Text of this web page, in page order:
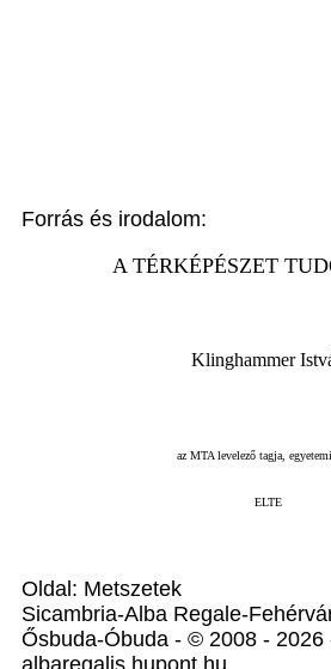
Forrás és irodalom:
A TÉRKÉPÉSZET
Klinghammer
az MTA levelező tagja,
ELTE
Oldal: Metszetek
Sicambria-Alba Regale-
Ősbuda-Óbuda - © 2008 - 2026
albaregalis.hupont.hu